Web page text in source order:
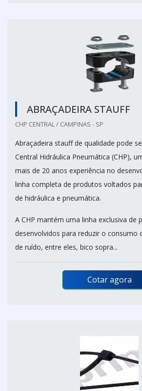
ABRAÇADEIRA STAUFF
CHP CENTRAL / CAMPINAS - SP
Abraçadeira stauff de qualidade pode
Central Hidráulica Pneumática (CHP),
mais de 20 anos experiência no
linha completa de produtos voltados
de hidráulica e pneumática.
A CHP mantém uma linha exclusiva de
desenvolvidos para reduzir o consumo
de ruído, entre eles, bico sopra...
Cotar agora